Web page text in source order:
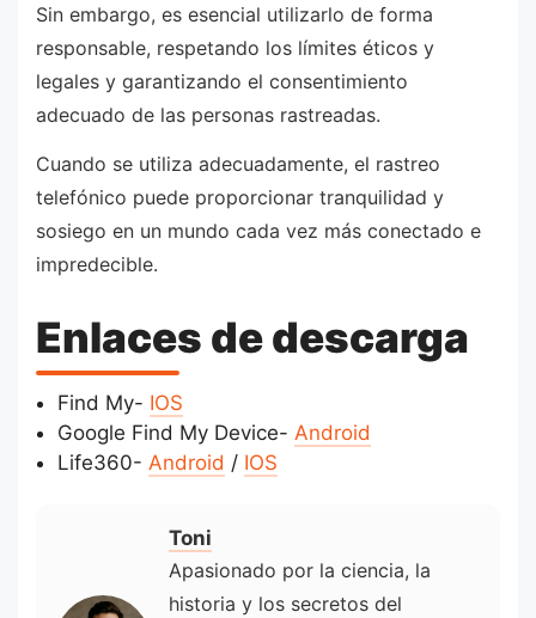
Sin embargo, es esencial utilizarlo de forma
responsable, respetando los límites éticos y
legales y garantizando el consentimiento
adecuado de las personas rastreadas.
Cuando se utiliza adecuadamente, el rastreo
telefónico puede proporcionar tranquilidad y
sosiego en un mundo cada vez más conectado e
impredecible.
Enlaces de descarga
Find My- IOS
Google Find My Device- Android
Life360- Android / IOS
Toni
Apasionado por la ciencia, la
historia y los secretos del